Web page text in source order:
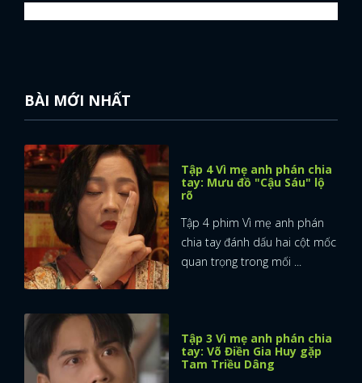
BÀI MỚI NHẤT
Tập 4 Vì mẹ anh phán chia
tay: Mưu đồ "Cậu Sáu" lộ
rõ
Tập 4 phim Vì mẹ anh phán
chia tay đánh dấu hai cột mốc
quan trọng trong mối ...
Tập 3 Vì mẹ anh phán chia
tay: Võ Điền Gia Huy gặp
Tam Triều Dâng